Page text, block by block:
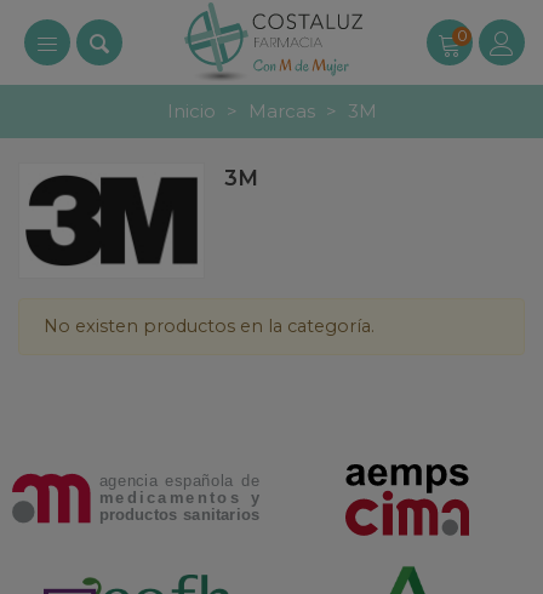
0
Inicio > Marcas > 3M
3M
No existen productos en la categoría.